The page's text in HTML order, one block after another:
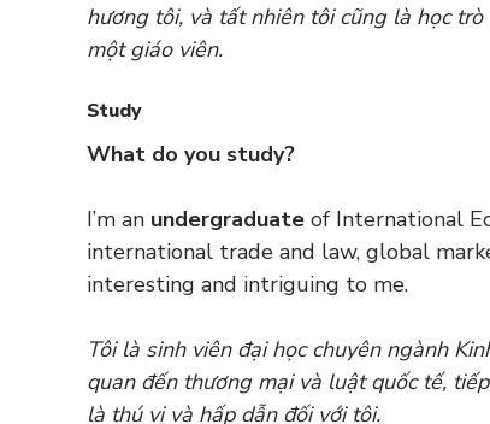
hương tôi, và tất nhiên tôi cũng là học
một giáo viên.
Study
What do you study?
I’m an undergraduate of International
international trade and law, global
interesting and intriguing to me.
Tôi là sinh viên đại học chuyên ngành
quan đến thương mại và luật quốc tế,
là thú vị và hấp dẫn đối với tôi.